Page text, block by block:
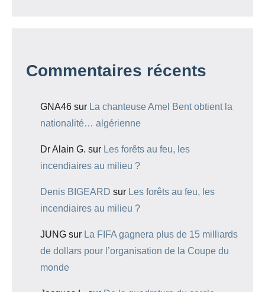
Commentaires récents
GNA46 sur La chanteuse Amel Bent obtient la
nationalité… algérienne
Dr Alain G. sur Les forêts au feu, les
incendiaires au milieu ?
Denis BIGEARD sur Les forêts au feu, les
incendiaires au milieu ?
JUNG sur La FIFA gagnera plus de 15 milliards
de dollars pour l’organisation de la Coupe du
monde